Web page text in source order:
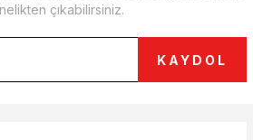
çıkabilirsiniz.
KAYDOL